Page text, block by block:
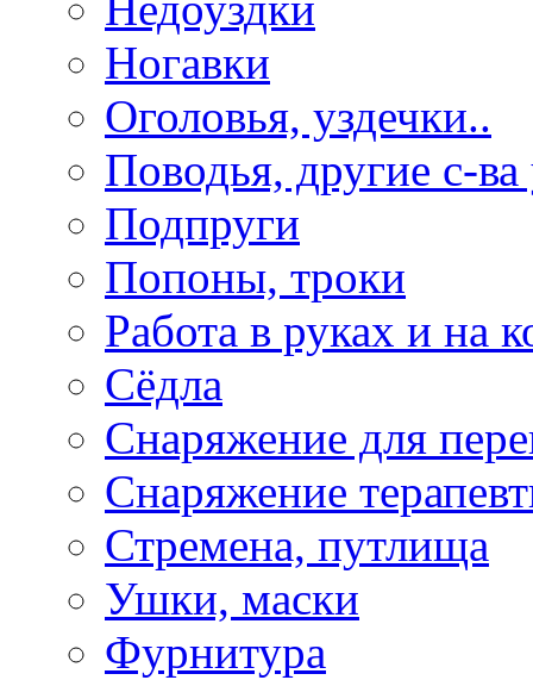
Ногавки
Оголовья, уздечки..
Поводья, другие с-
Подпруги
Попоны, троки
Работа в руках и на
Сёдла
Снаряжение для
Снаряжение
Стремена, путлища
Ушки, маски
Фурнитура